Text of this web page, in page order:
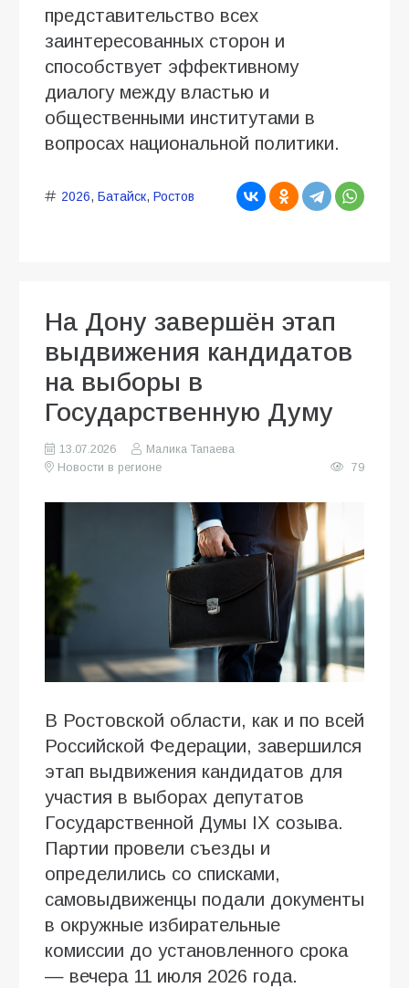
представительство всех
заинтересованных сторон и
способствует эффективному
диалогу между властью и
общественными институтами в
вопросах национальной политики.
2026, Батайск, Ростов
На Дону завершён этап
выдвижения кандидатов
на выборы в
Государственную Думу
13.07.2026
Малика Тапаева
Новости в регионе
79
В Ростовской области, как и по всей
Российской Федерации, завершился
этап выдвижения кандидатов для
участия в выборах депутатов
Государственной Думы IX созыва.
Партии провели съезды и
определились со списками,
самовыдвиженцы подали документы
в окружные избирательные
комиссии до установленного срока
— вечера 11 июля 2026 года.